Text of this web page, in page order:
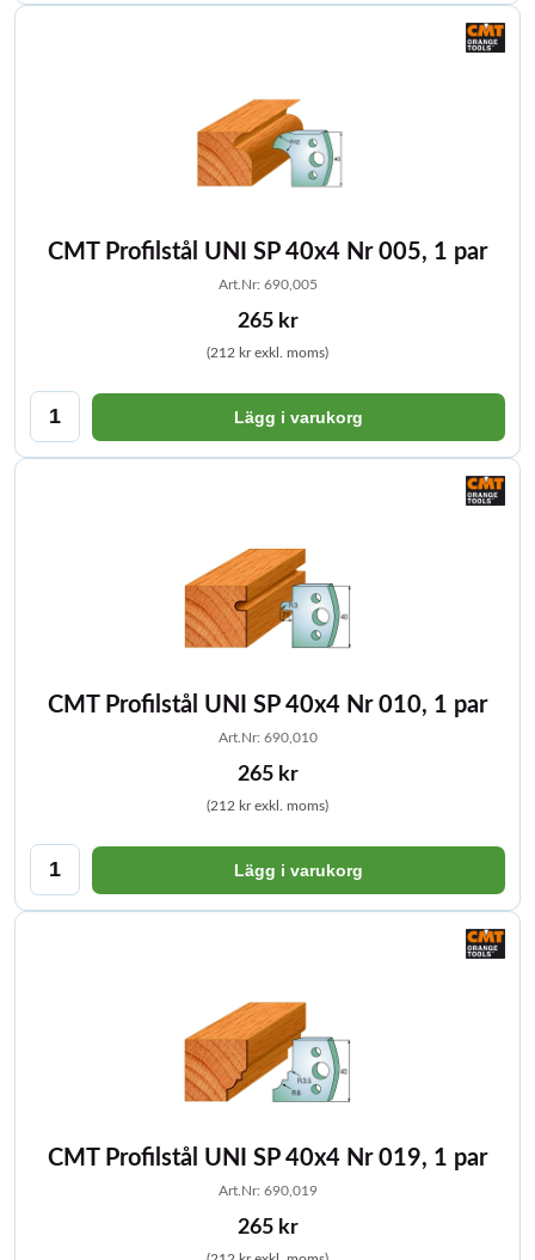
CMT Profilstål UNI SP 40x4 Nr 005, 1 par
Art.Nr: 690,005
265 kr
(212 kr exkl. moms)
Lägg i varukorg
CMT Profilstål UNI SP 40x4 Nr 010, 1 par
Art.Nr: 690,010
265 kr
(212 kr exkl. moms)
Lägg i varukorg
CMT Profilstål UNI SP 40x4 Nr 019, 1 par
Art.Nr: 690,019
265 kr